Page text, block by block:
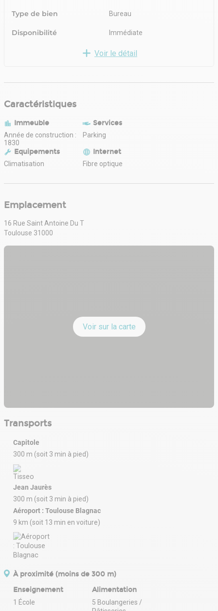
Type de bien Bureau
Disponibilité Immédiate
Voir le détail
Caractéristiques
Immeuble
Année de construction :
1830
Services
Parking
Equipements
Climatisation
Internet
Fibre optique
Emplacement
16 Rue Saint Antoine Du T
Toulouse 31000
Voir sur la carte
Transports
Capitole
300 m (soit 3 min à pied)
Jean Jaurès
300 m (soit 3 min à pied)
Aéroport : Toulouse Blagnac
9 km (soit 13 min en voiture)
À proximité (moins de 300 m)
Enseignement
1 École
Alimentation
5 Boulangeries /